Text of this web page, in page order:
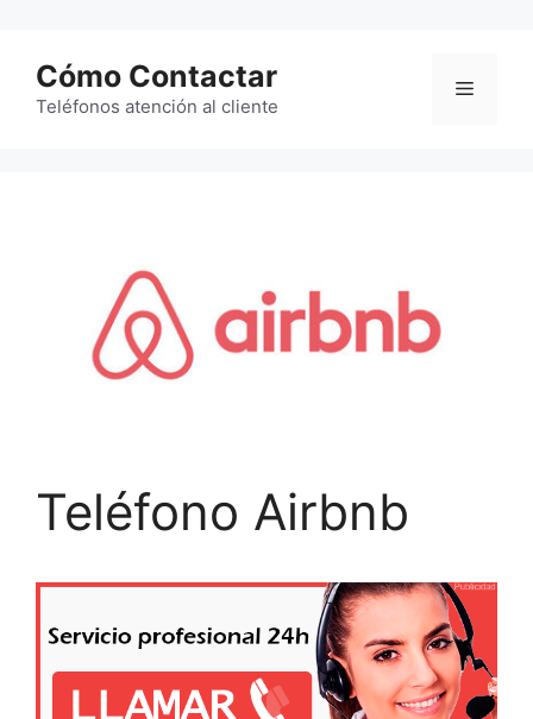
contenido
Cómo Contactar
Teléfonos atención al cliente
Menú
Teléfono Airbnb